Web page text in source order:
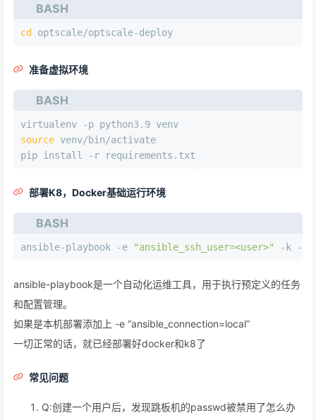
BASH
cd optscale/optscale-deploy
准备虚拟环境
BASH
virtualenv -p python3.9 venv
source venv/bin/activate
pip install -r requirements.txt
部署K8，Docker基础运行环境
BASH
ansible-playbook -e "ansible_ssh_user=<user>" -k -
ansible-playbook是一个自动化运维工具，用于执行预定义的任务
和配置管理。
如果是本机部署添加上 -e “ansible_connection=local”
一切正常的话，就已经部署好docker和k8了
常见问题
Q:创建一个用户后，发现跳板机的passwd被禁用了怎么办